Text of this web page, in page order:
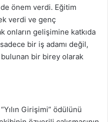
önem verdi. Eğitim
verdi ve genç
onların gelişimine katkıda
bir iş adamı değil,
bulunan bir birey olarak
Girişimi” ödülünü